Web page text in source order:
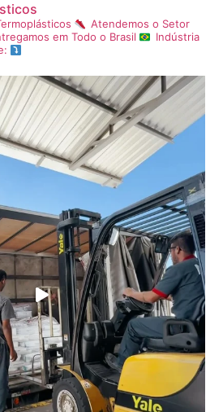
Atendemos o Setor
em Todo o Brasil
Indústria